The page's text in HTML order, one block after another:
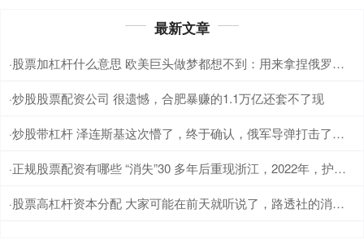
最新文章
· 股票加杠杆什么意思 欧美巨头做梦都想不到：用来拿捏俄罗斯的撤离，反被中国车企接管
·炒股股票配资公司 很遗憾，合肥暴赚的1.1万亿还套不了现
· 炒股带杠杆 泽连斯基这次懵了，终于确认，俄军导弹打击了美国无人机工厂！俄军导弹重
· 正规股票配资有哪些 “消失”30 多年后重现浙江，2022年，护林员在集水桶中发现
· 股票高杠杆资本分配 大家可能在前天就听说了，路透社的消息人士称，乌克兰和美国官员曾讨论空